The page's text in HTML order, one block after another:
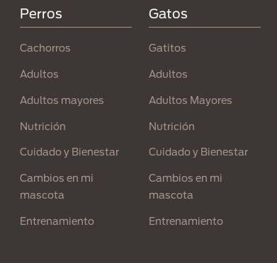
Perros
Cachorros
Adultos
Adultos mayores
Nutrición
Cuidado y Bienestar
Cambios en mi
mascota
Entrenamiento
Gatos
Gatitos
Adultos
Adultos Mayores
Nutrición
Cuidado y Bienestar
Cambios en mi
mascota
Entrenamiento